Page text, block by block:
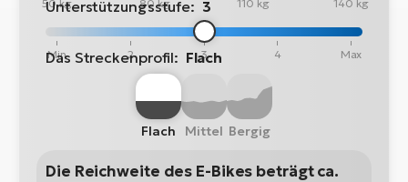
50 kg 80 kg 110 kg 140 kg
Unterstützungsstufe: 3
Min 2 3 4 Max
Das Streckenprofil: Flach
Flach Mittel Bergig
Die Reichweite des E-Bikes beträgt ca.